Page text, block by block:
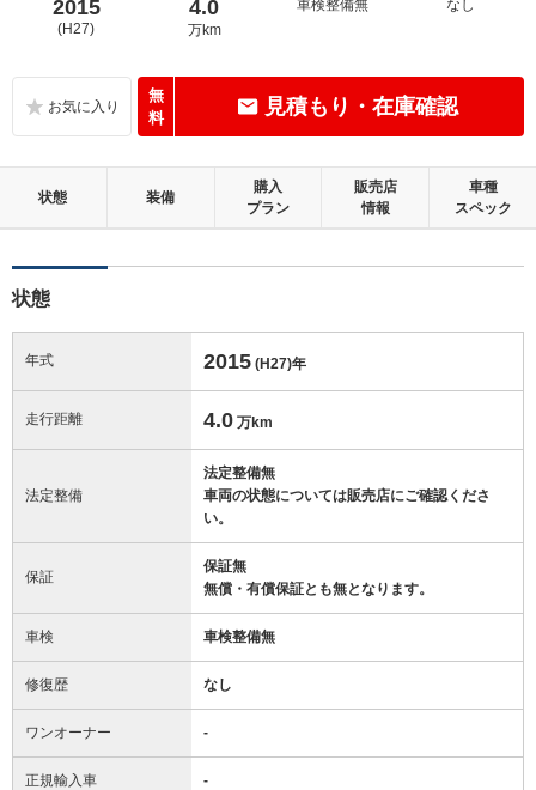
2015
(H27)
4.0
万km
車検整備無
なし
無
料
見積もり・在庫確認
状態 装備
購入
プラン
販売店
情報
車種
スペック
状態
年式 2015 (H27)年
走行距離 4.0 万km
法定整備
法定整備無
車両の状態については販売店にご確認くださ
い。
保証
保証無
無償・有償保証とも無となります。
車検 車検整備無
修復歴 なし
ワンオーナー -
正規輸入車 -